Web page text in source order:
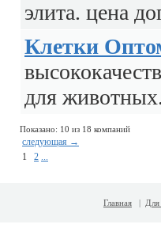
элита. цена
Клетки
для животных.
Показано: 10 из 18 компаний
следующая →
1
2 ...
Главная | Для